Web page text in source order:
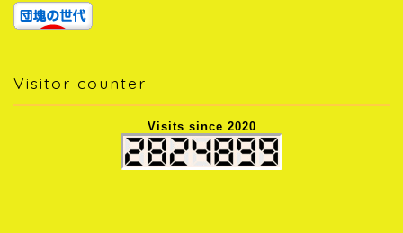
Visitor counter
Visits since 2020